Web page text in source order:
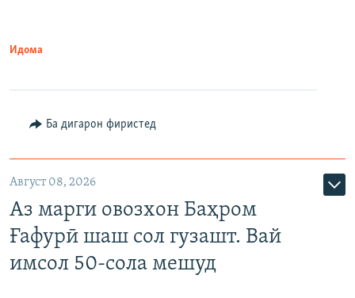
Идома
Ба дигарон фиристед
Август 08, 2026
Аз марги овозхон Баҳром
Ғафурӣ шаш сол гузашт. Вай
имсол 50-сола мешуд